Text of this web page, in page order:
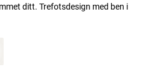
ditt. Trefotsdesign med ben i